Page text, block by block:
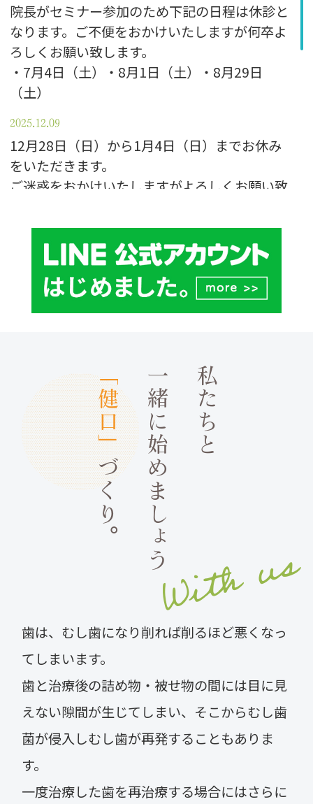
院長がセミナー参加のため下記の日程は休診と
なります。ご不便をおかけいたしますが何卒よ
ろしくお願い致します。
・7月4日（土）・8月1日（土）・8月29日
（土）
2025.12.09
12月28日（日）から1月4日（日）までお休み
をいただきます。
ご迷惑をおかけいたしますがよろしくお願い致
１２月２７日（水）午後〜１月４日（木）まで
休診となります。
ご迷惑をおかけいたしますがよろしくお願い致
１１月１８日（土）は院長研修参加の為、臨時
休業となります。
ご迷惑をおかけいたしますがよろしくお願い致
します。
2023.08.05
2023年度のお盆休みは8月10日（木）〜8月17
日（木）となります。
8月18日（金）より通常診療となります。
ご迷惑をおかけいたしますがよろしくお願い致
私たちと
一緒に始めましょう
「健口」
づくり。
歯は、むし歯になり削れば削るほど悪くなっ
てしまいます。
歯と治療後の詰め物・被せ物の間には目に見
えない隙間が生じてしまい、そこからむし歯
菌が侵入しむし歯が再発することもありま
す。
一度治療した歯を再治療する場合にはさらに
With us